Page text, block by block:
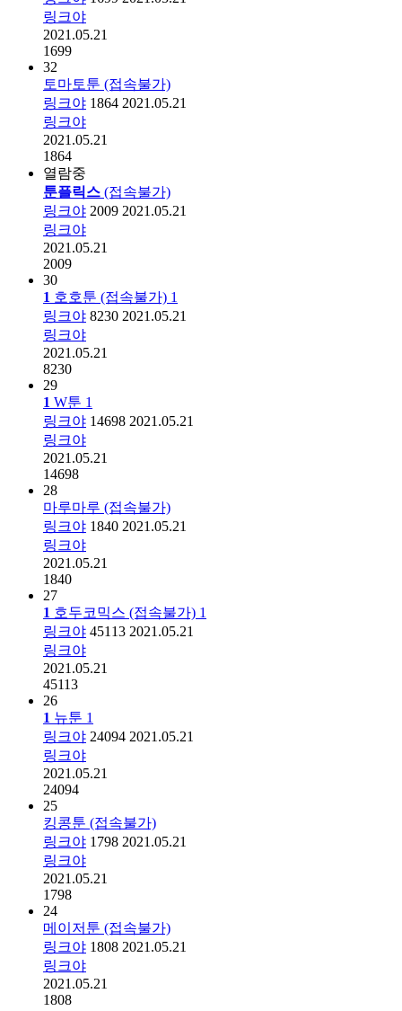
링크야
2021.05.21
1699
32
토마토툰 (접속불가)
링크야 1864 2021.05.21
링크야
2021.05.21
1864
열람중
툰플릭스 (접속불가)
링크야 2009 2021.05.21
링크야
2021.05.21
2009
30
1 호호툰 (접속불가) 1
링크야 8230 2021.05.21
링크야
2021.05.21
8230
29
1 W툰 1
링크야 14698 2021.05.21
링크야
2021.05.21
14698
28
마루마루 (접속불가)
링크야 1840 2021.05.21
링크야
2021.05.21
1840
27
1 호두코믹스 (접속불가) 1
링크야 45113 2021.05.21
링크야
2021.05.21
45113
26
1 뉴툰 1
링크야 24094 2021.05.21
링크야
2021.05.21
24094
25
킹콩툰 (접속불가)
링크야 1798 2021.05.21
링크야
2021.05.21
1798
24
메이저툰 (접속불가)
링크야 1808 2021.05.21
링크야
2021.05.21
1808